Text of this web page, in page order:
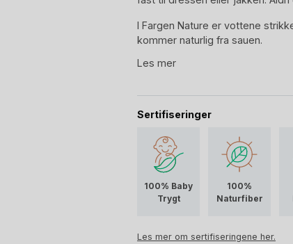
I Fargen Nature er vottene
kommer naturlig fra sauen.
Engel Natur benytter kun
IVN BEST sertifikat. Dette
produksjonen er økologisk, etisk
Merinoull uten syntetisk
Dette garanterer at alt av
ullens
Les mer
Sertifiseringer
100% Baby
Trygt
100%
Naturfiber
Les mer om sertifiseringene her.